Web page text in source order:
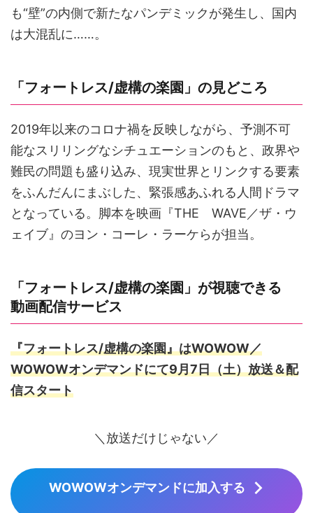
も“壁”の内側で新たなパンデミックが発生し、国内
は大混乱に……。
「フォートレス/虚構の楽園」の見どころ
2019年以来のコロナ禍を反映しながら、予測不可
能なスリリングなシチュエーションのもと、政界や
難民の問題も盛り込み、現実世界とリンクする要素
をふんだんにまぶした、緊張感あふれる人間ドラマ
となっている。脚本を映画『THE WAVE／ザ・ウ
ェイブ』のヨン・コーレ・ラーケらが担当。
「フォートレス/虚構の楽園」が視聴できる
動画配信サービス
『フォートレス/虚構の楽園』はWOWOW／
WOWOWオンデマンドにて9月7日（土）放送＆配
信スタート
＼放送だけじゃない／
WOWOWオンデマンドに加入する